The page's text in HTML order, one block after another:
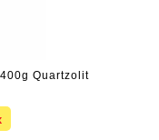
Quartzolit